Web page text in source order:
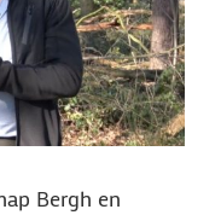
Bergh en